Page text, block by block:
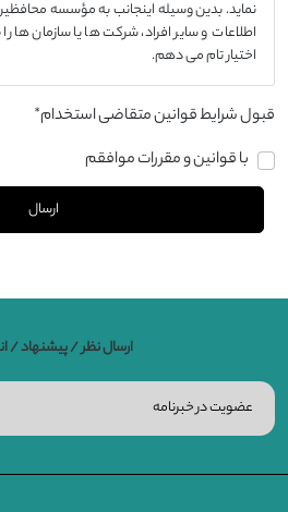
نماید. بدین وسیله اینجانب به مؤسسه
اطلاعات و سایر افراد، شرکت ها یا سازمان ها را
اختیار تام می دهم.
قبول شرایط قوانین متقاضی استخدام*
با قوانین و مقررات موافقم
ارسال
ارسال نظر / پیشنهاد /